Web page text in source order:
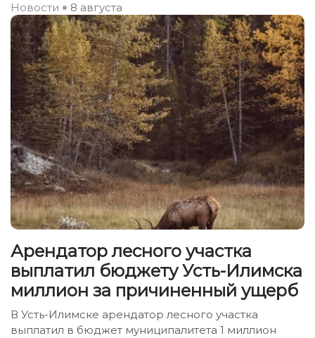
Новости
8 августа
Арендатор лесного участка
выплатил бюджету Усть-Илимска
миллион за причиненный ущерб
В Усть-Илимске арендатор лесного участка
выплатил в бюджет муниципалитета 1 миллион